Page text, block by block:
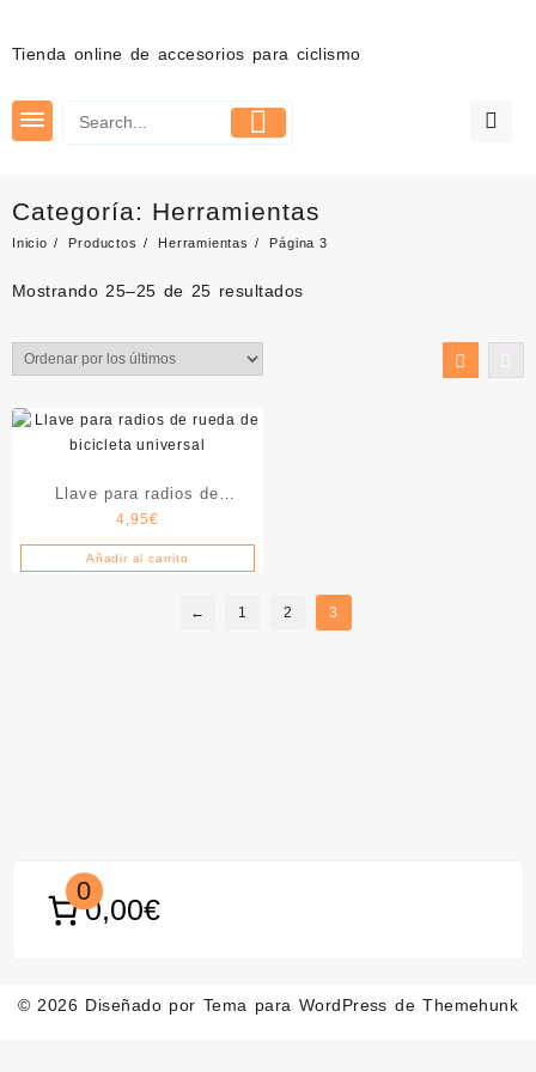
contenido
Tienda online de accesorios para ciclismo
Categoría: Herramientas
Inicio Productos Herramientas Página 3
Mostrando 25–25 de 25 resultadosOrdenado
Llave para radios de
bicicleta
4,95€
Añadir al carrito
← 1 2 3
0
0,00€
© 2026 Diseñado por Tema para WordPress de Themehunk